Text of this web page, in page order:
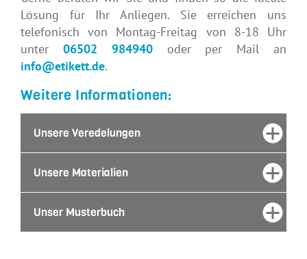
Lösung für Ihr Anliegen. Sie erreichen uns
telefonisch von Montag-Freitag von 8-18 Uhr
unter 06502 984940oder per Mail an
info@etikett.de.
Weitere Informationen:
Unsere Veredelungen
Unsere Materialien
Unser Musterbuch